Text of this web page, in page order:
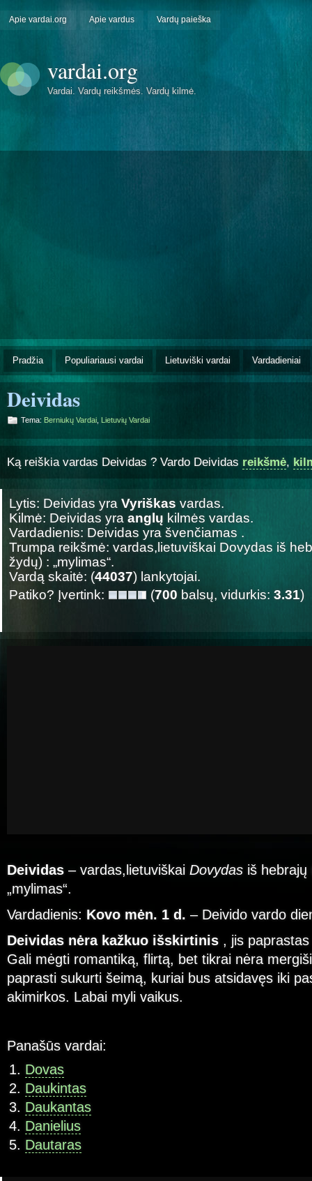
Apie vardai.org Apie vardus Vardų paieška
vardai.org
Vardai. Vardų reikšmės. Vardų kilmė.
Pradžia Populiariausi vardai Lietuviški vardai Vardadieniai
Deividas
Tema: Berniukų Vardai Lietuvių Vardai
Ką reiškia vardas Deividas ? Vardo Deividas reikšmė,
Lytis: Deividas yra Vyriškas vardas.
Kilmė: Deividas yra anglų kilmės vardas.
Vardadienis: Deividas yra švenčiamas .
Trumpa reikšmė: vardas,lietuviškai Dovydas iš
žydų) : „mylimas“.
Vardą skaitė: (44037) lankytojai.
Patiko? Įvertink:
(700 balsų, vidurkis: 3.31)
Deividas – vardas,lietuviškai Dovydas iš
„mylimas“.
Vardadienis: Kovo mėn. 1 d. – Deivido vardo
Deividas nėra kažkuo išskirtinis , jis
Gali mėgti romantiką, flirtą, bet tikrai nėra
paprasti sukurti šeimą, kuriai bus atsidavęs iki
akimirkos. Labai myli vaikus.
Panašūs vardai:
Dovas
Daukintas
Daukantas
Danielius
Dautaras